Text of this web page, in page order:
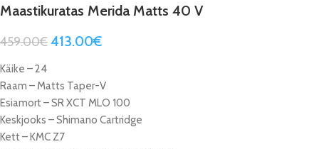
Maastikuratas Merida Matts 40 V
459.00€413.00€
Käike – 24
Raam – Matts Taper-V
Esiamort – SR XCT MLO 100
Keskjooks – Shimano Cartridge
Kett – KMC Z7